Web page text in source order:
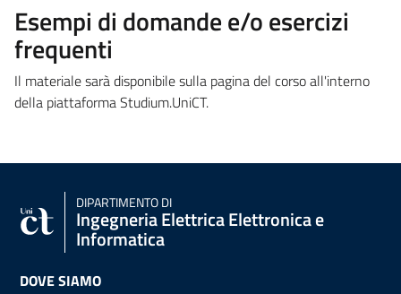
Esempi di domande e/o esercizi
frequenti
Il materiale sarà disponibile sulla pagina del corso all'interno
della piattaforma Studium.UniCT.
DIPARTIMENTO DI
Ingegneria Elettrica Elettronica e
Informatica
DOVE SIAMO